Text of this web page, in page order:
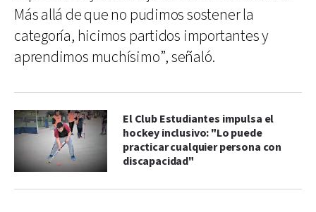
Más allá de que no pudimos sostener la
categoría, hicimos partidos importantes y
aprendimos muchísimo”, señaló.
El Club Estudiantes impulsa el
hockey inclusivo: "Lo puede
practicar cualquier persona con
discapacidad"